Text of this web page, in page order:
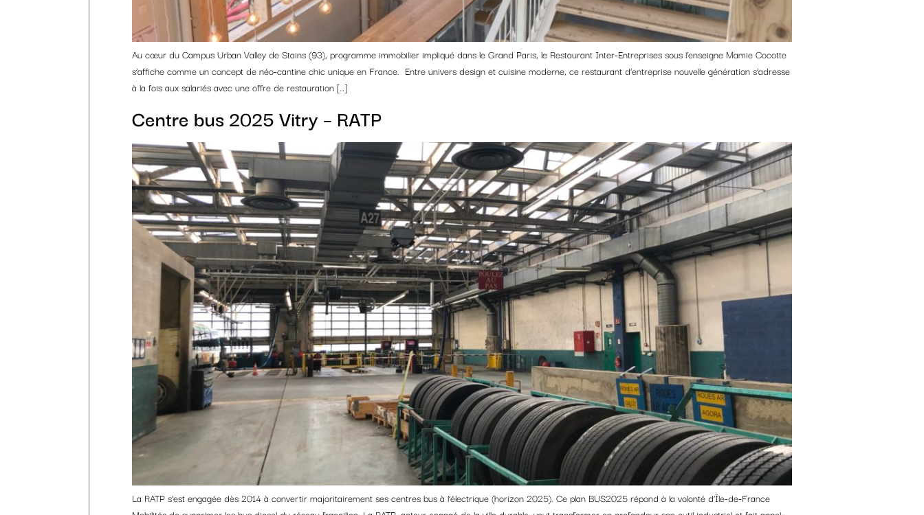
Au cœur du Campus Urban Valley de Stains (93), programme immobilier impliqué dans le Grand Paris, le Restaurant Inter-Entreprises sous l’enseigne Mamie Cocotte
s’affiche comme un concept de néo-cantine chic unique en France. Entre univers design et cuisine moderne, ce restaurant d’entreprise nouvelle génération s’adresse
à la fois aux salariés avec une offre de restauration […]
Centre bus 2025 Vitry – RATP
La RATP s’est engagée dès 2014 à convertir majoritairement ses centres bus à l’électrique (horizon 2025). Ce plan BUS2025 répond à la volonté d’Île-de-France